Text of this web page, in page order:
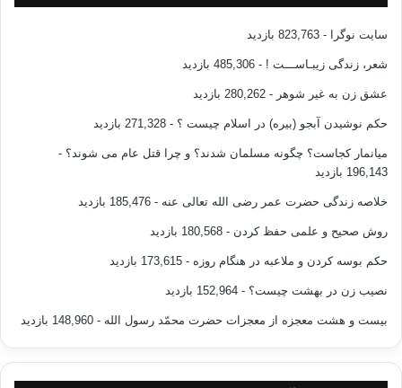
سایت نوگرا - 823,763 بازدید
شعر، زندگی زیبـاســـت ! - 485,306 بازدید
عشق زن به غیر شوهر - 280,262 بازدید
حکم نوشیدن آبجو (بیره) در اسلام چیست ؟ - 271,328 بازدید
میانمار کجاست؟ چگونه مسلمان شدند؟ و چرا قتل عام می شوند؟ -
196,143 بازدید
خلاصه زندگی حضرت عمر رضی الله تعالی عنه - 185,476 بازدید
روش صحیح و علمی حفظ کردن - 180,568 بازدید
حکم بوسه کردن و ملاعبه در هنگام روزه - 173,615 بازدید
نصیب زن در بهشت چیست؟ - 152,964 بازدید
بیست و هشت معجزه از معجزات حضرت محمّد رسول الله - 148,960 بازدید